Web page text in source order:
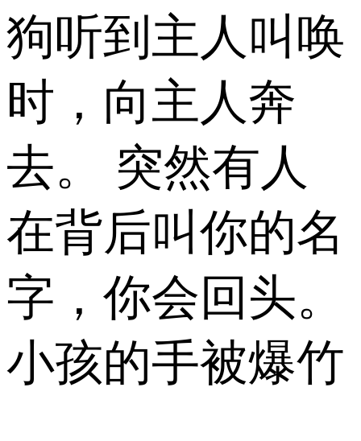
狗听到主人叫唤
时，向主人奔
去。 突然有人
在背后叫你的名
字，你会回头。
小孩的手被爆竹